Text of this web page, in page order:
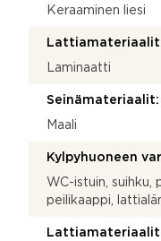
Keraaminen liesi
Laminaatti
Seinämateriaalit:
Maali
Kylpyhuoneen
WC-istuin, suihku,
peilikaappi,